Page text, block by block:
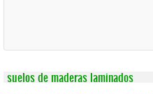
suelos de maderas laminados